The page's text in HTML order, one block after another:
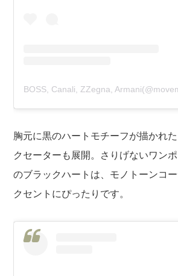
胸元に黒のハートモチーフが描かれ
クセーターも展開。さりげないワン
のブラックハートは、モノトーンコ
クセントにぴったりです。